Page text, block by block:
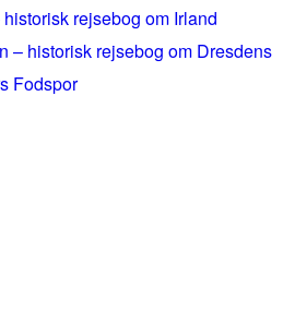
historisk rejsebog om Irland
– historisk rejsebog om Dresdens
Fodspor